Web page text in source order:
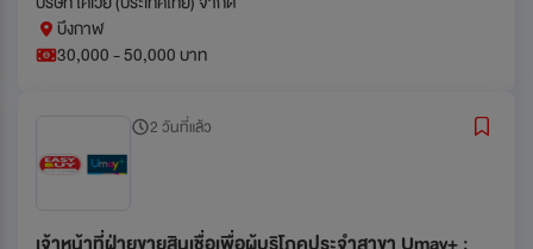
บึงกาฬ
30,000 - 50,000 บาท
2 วันที่แล้ว